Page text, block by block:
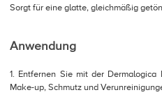
Sorgt für eine glatte, gleichmäßig
Anwendung
1. Entfernen Sie mit der Dermalogica
Make-up, Schmutz und